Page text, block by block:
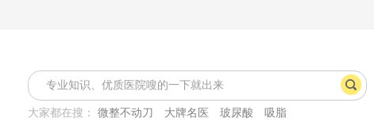
大家都在搜： 微整不动刀 大牌名医 玻尿酸 吸脂